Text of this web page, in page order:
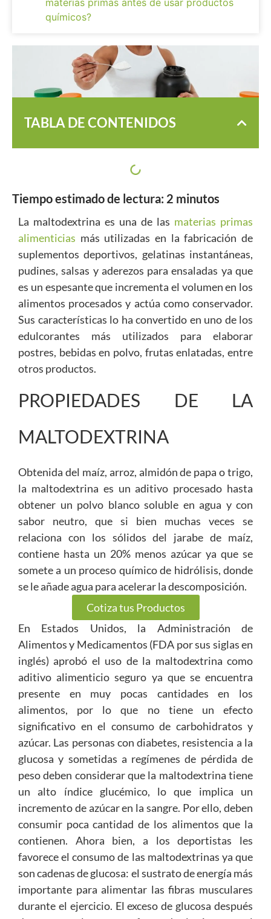
TABLA DE CONTENIDOS
Tiempo estimado de lectura: 2 minutos
La maltodextrina es una de las materias primas
alimenticias más utilizadas en la fabricación de
suplementos deportivos, gelatinas instantáneas,
pudines, salsas y aderezos para ensaladas ya que
es un espesante que incrementa el volumen en los
alimentos procesados y actúa como conservador.
Sus características lo ha convertido en uno de los
edulcorantes más utilizados para elaborar
postres, bebidas en polvo, frutas enlatadas, entre
otros productos.
PROPIEDADES DE LA
MALTODEXTRINA
Obtenida del maíz, arroz, almidón de papa o trigo,
la maltodextrina es un aditivo procesado hasta
obtener un polvo blanco soluble en agua y con
sabor neutro, que si bien muchas veces se
relaciona con los sólidos del jarabe de maíz,
contiene hasta un 20% menos azúcar ya que se
somete a un proceso químico de hidrólisis, donde
se le añade agua para acelerar la descomposición.
Cotiza tus Productos
En Estados Unidos, la Administración de
Alimentos y Medicamentos (FDA por sus siglas en
inglés) aprobó el uso de la maltodextrina como
aditivo alimenticio seguro ya que se encuentra
presente en muy pocas cantidades en los
alimentos, por lo que no tiene un efecto
significativo en el consumo de carbohidratos y
azúcar. Las personas con diabetes, resistencia a la
glucosa y sometidas a regímenes de pérdida de
peso deben considerar que la maltodextrina tiene
un alto índice glucémico, lo que implica un
incremento de azúcar en la sangre. Por ello, deben
consumir poca cantidad de los alimentos que la
contienen. Ahora bien, a los deportistas les
favorece el consumo de las maltodextrinas ya que
son cadenas de glucosa: el sustrato de energía más
importante para alimentar las fibras musculares
durante el ejercicio. El exceso de glucosa después
materias primas antes de usar productos
químicos?